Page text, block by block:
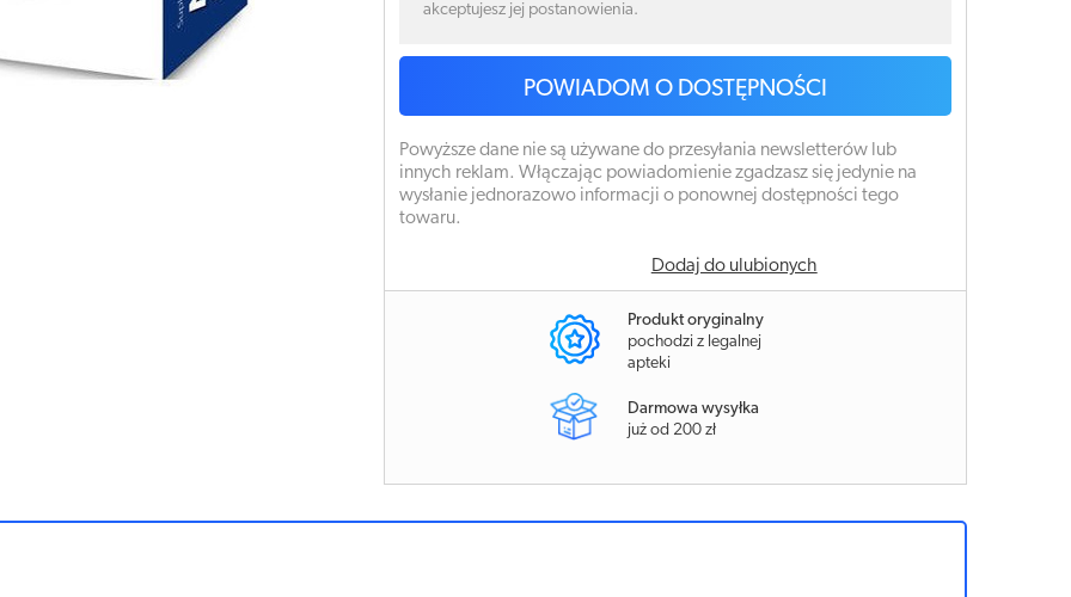
akceptujesz jej postanowienia.
POWIADOM O DOSTĘPNOŚCI
Powyższe dane nie są używane do przesyłania newsletterów lub
innych reklam. Włączając powiadomienie zgadzasz się jedynie na
wysłanie jednorazowo informacji o ponownej dostępności tego
towaru.
Dodaj do ulubionych
Produkt oryginalny
pochodzi z legalnej
apteki
Darmowa wysyłka
już od 200 zł